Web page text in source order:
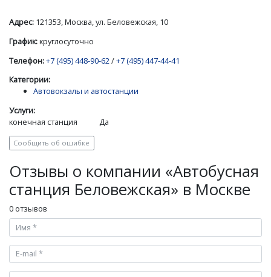
Адрес: 121353, Москва, ул. Беловежская, 10
График:круглосуточно
Телефон:+7 (495) 448-90-62 /+7 (495) 447-44-41
Категории:
Автовокзалы и автостанции
Услуги:
конечная станция
Да
Сообщить об ошибке
Отзывы о компании «Автобусная
станция Беловежская» в Москве
0 отзывов